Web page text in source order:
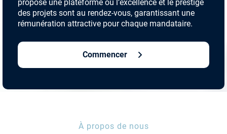
propose une plateforme où l’excellence et le prestige
des projets sont au rendez-vous, garantissant une
rémunération attractive pour chaque mandataire.
Commencer
À propos de nous